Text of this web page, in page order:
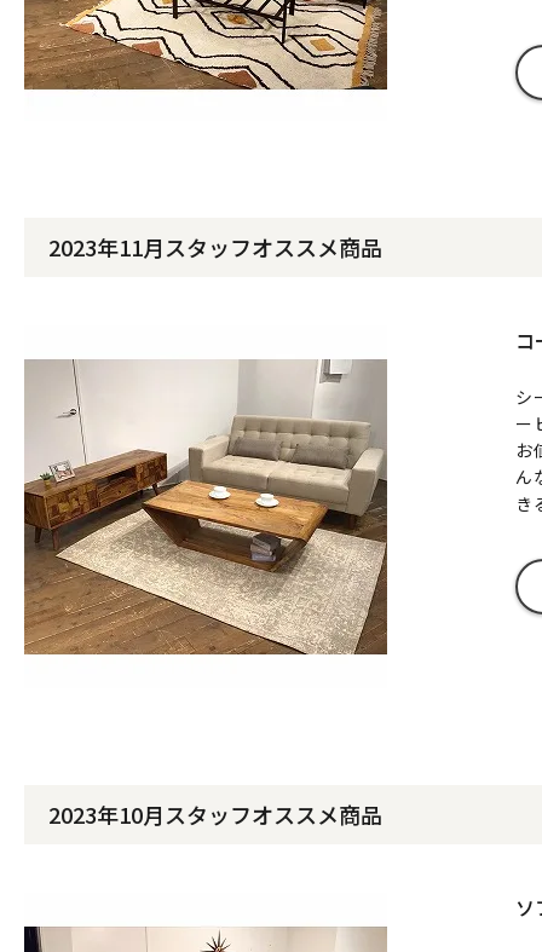
2023年11月スタッフオススメ商品
コ
シ
ー
お
ん
き
2023年10月スタッフオススメ商品